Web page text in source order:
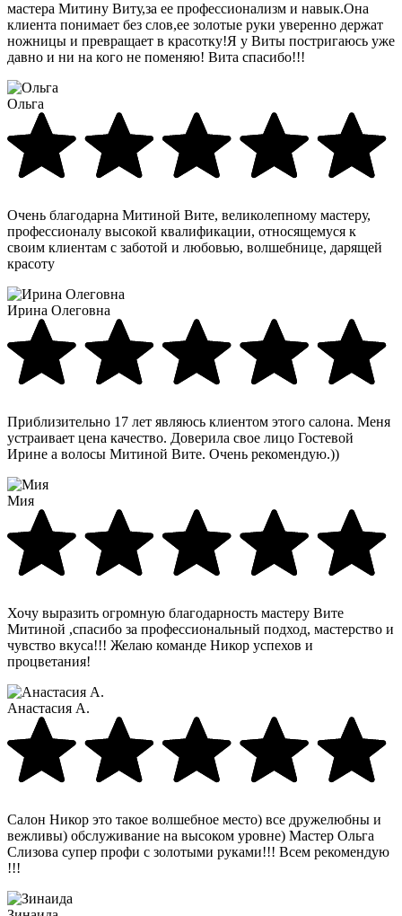
мастера Митину Виту,за ее профессионализм и навык.Она
клиента понимает без слов,ее золотые руки уверенно держат
ножницы и превращает в красотку!Я у Виты постригаюсь уже
давно и ни на кого не поменяю! Вита спасибо!!!
Ольга
Очень благодарна Митиной Вите, великолепному мастеру,
профессионалу высокой квалификации, относящемуся к
своим клиентам с заботой и любовью, волшебнице, дарящей
красоту
Ирина Олеговна
Приблизительно 17 лет являюсь клиентом этого салона. Меня
устраивает цена качество. Доверила свое лицо Гостевой
Ирине а волосы Митиной Вите. Очень рекомендую.))
Мия
Хочу выразить огромную благодарность мастеру Вите
Митиной ,спасибо за профессиональный подход, мастерство и
чувство вкуса!!! Желаю команде Никор успехов и
процветания!
Анастасия А.
Салон Никор это такое волшебное место) все дружелюбны и
вежливы) обслуживание на высоком уровне) Мастер Ольга
Слизова супер профи с золотыми руками!!! Всем рекомендую
!!!